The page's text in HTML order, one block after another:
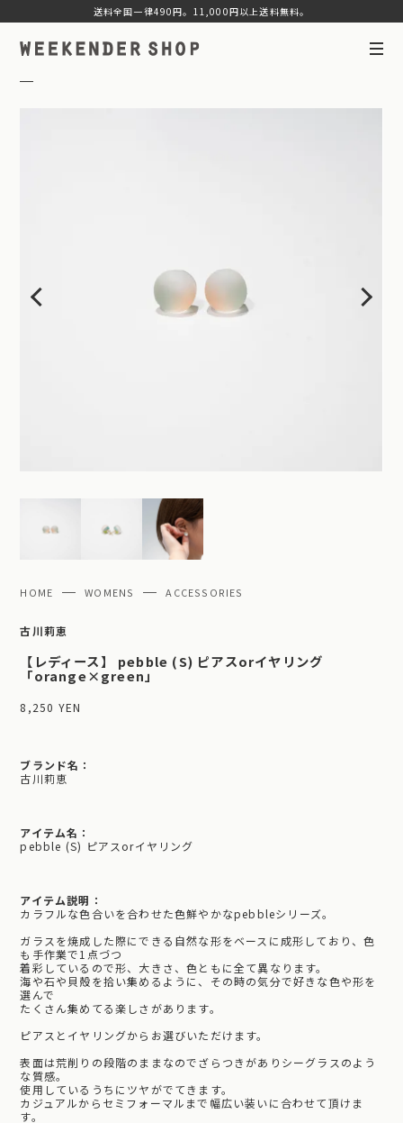
HOME WOMENS ACCESSORIES
古川莉恵
【レディース】 pebble (S) ピアスorイヤリング
「orange×green」
8,250 YEN
ブランド名：
古川莉恵
アイテム名：
pebble (S) ピアスorイヤリング
アイテム説明：
カラフルな色合いを合わせた色鮮やかなpebbleシリーズ。
ガラスを焼成した際にできる自然な形をベースに成形しており、色
も手作業で1点づつ
着彩しているので形、大きさ、色ともに全て異なります。
海や石や貝殻を拾い集めるように、その時の気分で好きな色や形を
選んで
たくさん集めてる楽しさがあります。
ピアスとイヤリングからお選びいただけます。
表面は荒削りの段階のままなのでざらつきがありシーグラスのよう
な質感。
使用しているうちにツヤがでてきます。
カジュアルからセミフォーマルまで幅広い装いに合わせて頂けま
す。
送料全国一律490円。11,000円以上送料無料。